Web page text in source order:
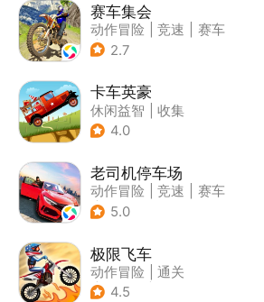
赛车集会
动作冒险 竞速
赛车
| 写实
2.7
卡车英豪
休闲益智
收集
4.0
老司机停车场
动作冒险 竞速
赛车
| 写实
5.0
极限飞车
动作冒险
通关
| 摩托车
4.5